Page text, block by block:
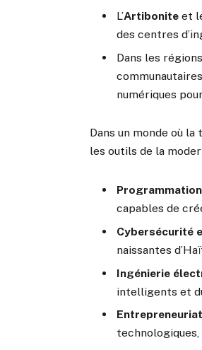
L’Artibonite et
des centres
Dans les
numériques
Dans un monde où
les outils de la
capables de
Cybersécurité
naissantes
Ingénierie
intelligents et
technologiques,